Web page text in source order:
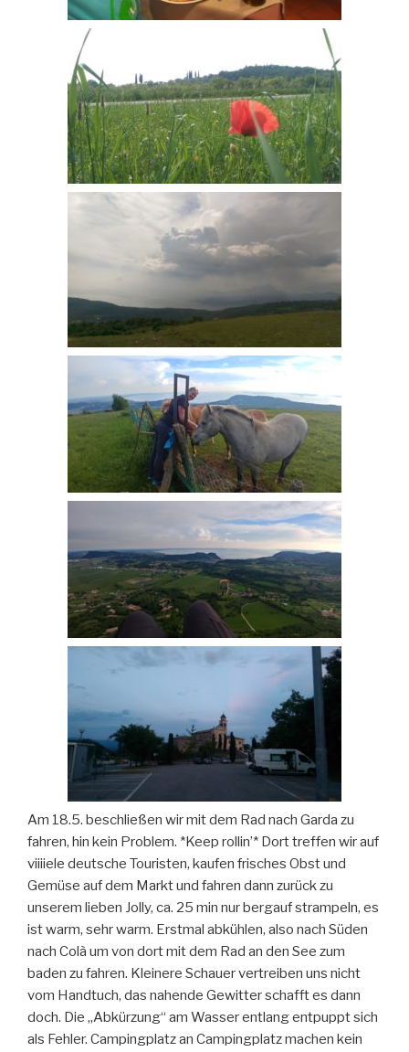
Am 18.5. beschließen wir mit dem Rad nach Garda zu
fahren, hin kein Problem. *Keep rollin’* Dort treffen wir auf
viiiiele deutsche Touristen, kaufen frisches Obst und
Gemüse auf dem Markt und fahren dann zurück zu
unserem lieben Jolly, ca. 25 min nur bergauf strampeln, es
ist warm, sehr warm. Erstmal abkühlen, also nach Süden
nach Colà um von dort mit dem Rad an den See zum
baden zu fahren. Kleinere Schauer vertreiben uns nicht
vom Handtuch, das nahende Gewitter schafft es dann
doch. Die „Abkürzung“ am Wasser entlang entpuppt sich
als Fehler. Campingplatz an Campingplatz machen kein